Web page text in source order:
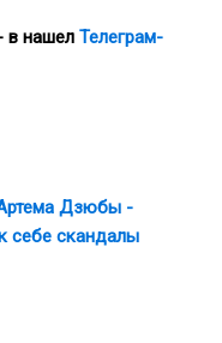
в нашел Телеграм-
Дзюбы -
себе скандалы